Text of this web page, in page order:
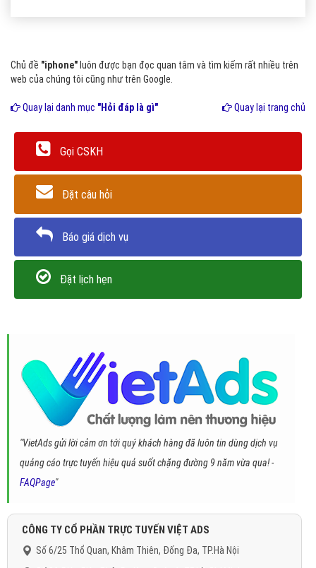
Chủ đề "iphone" luôn được bạn đọc quan tâm và tìm kiếm rất nhiều trên
web của chúng tôi cũng như trên Google.
Quay lại danh mục "Hỏi đáp là gì" Quay lại trang chủ
Gọi CSKH
Đặt câu hỏi
Báo giá dịch vụ
Đặt lịch hẹn
"VietAds gửi lời cảm ơn tới quý khách hàng đã luôn tin dùng dịch vụ
quảng cáo trực tuyến hiệu quả suốt chặng đường 9 năm vừa qua! -
FAQPage"
CÔNG TY CỔ PHẦN TRỰC TUYẾN VIỆT ADS
Số 6/25 Thổ Quan, Khâm Thiên, Đống Đa, TP.Hà Nội